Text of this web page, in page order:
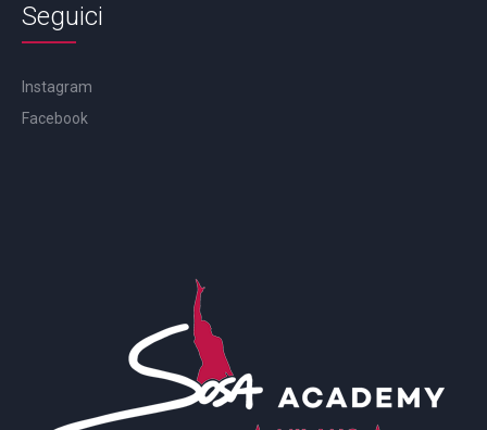
Seguici
Instagram
Facebook